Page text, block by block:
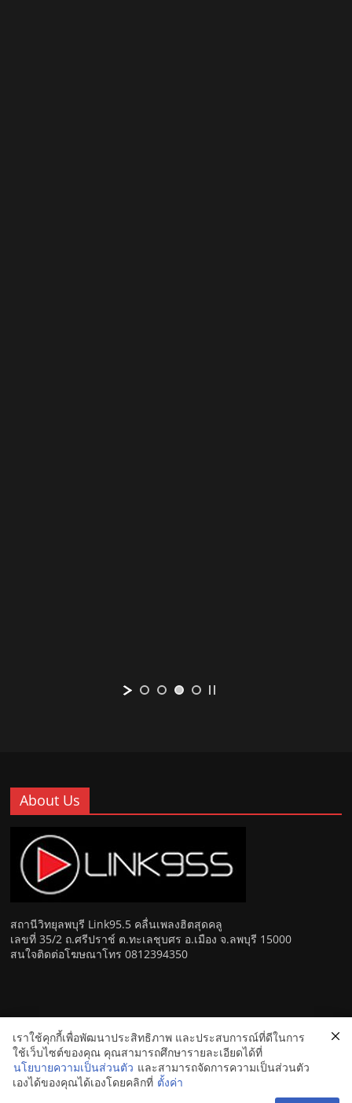
About Us
สถานีวิทยุลพบุรี Link95.5 คลื่นเพลงฮิตสุดคลู
เลขที่ 35/2 ถ.ศรีปราช์ ต.ทะเลชุบศร อ.เมือง จ.ลพบุรี 15000
สนใจติดต่อโฆษณาโทร 0812394350
Copyright © 2026Link 95.5 คลื่นเพลงฮิตสุดคูล สถานีวิทยุ FM
ลพบุรี . All rights reserved.
เราใช้คุกกี้เพื่อพัฒนาประสิทธิภาพ และประสบการณ์ที่ดีในการ
ใช้เว็บไซต์ของคุณ คุณสามารถศึกษารายละเอียดได้ที่
นโยบายความเป็นส่วนตัว และสามารถจัดการความเป็นส่วนตัว
เองได้ของคุณได้เองโดยคลิกที่ ตั้งค่า